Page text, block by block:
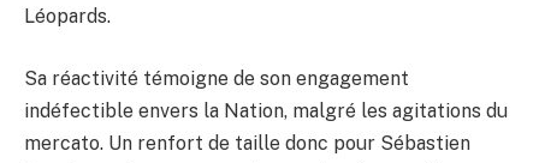
Léopards.
Sa réactivité témoigne de son engagement
indéfectible envers la Nation, malgré les agitations du
mercato. Un renfort de taille donc pour Sébastien